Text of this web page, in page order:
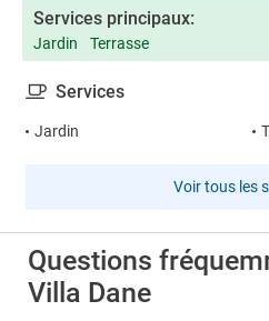
Services principaux:
Jardin Terrasse
Services
Jardin
Voir tous les
Questions
Villa Dane